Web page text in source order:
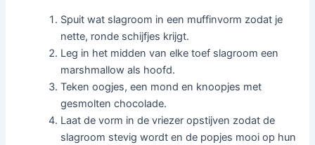
Spuit wat slagroom in een muffinvorm zodat je
nette, ronde schijfjes krijgt.
Leg in het midden van elke toef slagroom een
marshmallow als hoofd.
Teken oogjes, een mond en knoopjes met
gesmolten chocolade.
Laat de vorm in de vriezer opstijven zodat de
slagroom stevig wordt en de popjes mooi op hun